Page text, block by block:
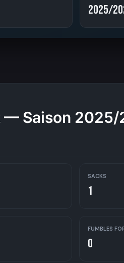
2025/
— Saison
SACKS
1
FUMBLES
0